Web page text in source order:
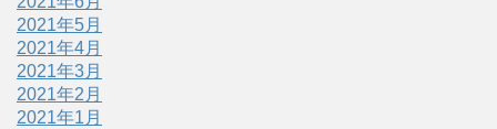
2021年5月
2021年4月
2021年3月
2021年2月
2021年1月